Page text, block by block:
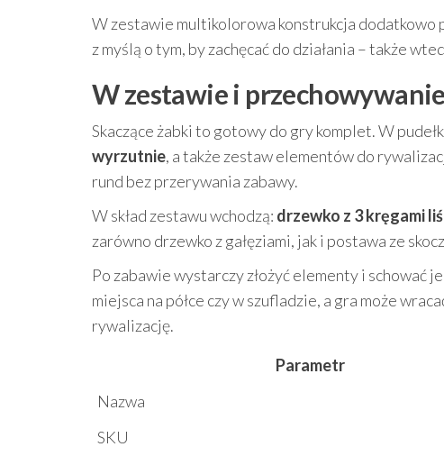
W zestawie multikolorowa konstrukcja
z myślą o tym, by zachęcać do działania – także
W zestawie i
Skaczące żabki to gotowy do gry komplet. W
wyrzutnie, a także zestaw elementów do
rund bez przerywania zabawy.
W skład zestawu wchodzą: drzewko z 3 kręgami
zarówno drzewko z gałęziami, jak i postawa ze
Po zabawie wystarczy złożyć elementy i schować
miejsca na półce czy w szufladzie, a gra może
rywalizację.
Parametr
Nazwa
SKU